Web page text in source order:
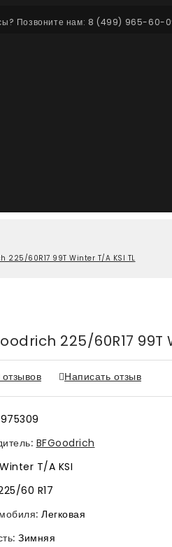
Позвоните нам: 8 (499) 965-60-
225/60R17 99T Winter T/A KSI TL
225/60R17 99T
Написать отзыв
975309
BFGoodrich
Winter T/A KSI
60 R17
Легковая
Зимняя